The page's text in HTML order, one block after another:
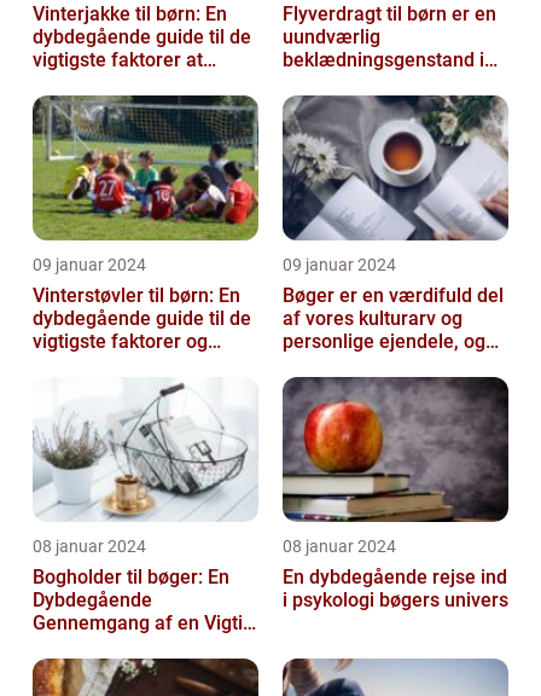
Vinterjakke til børn: En
dybdegående guide til de
vigtigste faktorer at
Flyverdragt til børn er en
uundværlig
beklædningsgenstand i
09 januar 2024
Vinterstøvler til børn: En
dybdegående guide til de
vigtigste faktorer og
09 januar 2024
Bøger er en værdifuld del
af vores kulturarv og
personlige ejendele, og
opb...
08 januar 2024
Bogholder til bøger: En
Dybdegående
Gennemgang af en Vigtig
og Økonomi
08 januar 2024
En dybdegående rejse ind
i psykologi bøgers univers